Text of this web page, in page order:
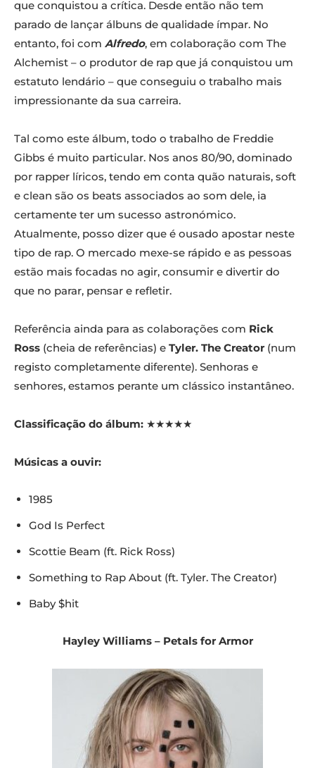
que conquistou a crítica. Desde então não tem
parado de lançar álbuns de qualidade ímpar. No
entanto, foi com Alfredo, em colaboração com The
Alchemist – o produtor de rap que já conquistou um
estatuto lendário – que conseguiu o trabalho mais
impressionante da sua carreira.
Tal como este álbum, todo o trabalho de Freddie
Gibbs é muito particular. Nos anos 80/90, dominado
por rapper líricos, tendo em conta quão naturais, soft
e clean são os beats associados ao som dele, ia
certamente ter um sucesso astronómico.
Atualmente, posso dizer que é ousado apostar neste
tipo de rap. O mercado mexe-se rápido e as pessoas
estão mais focadas no agir, consumir e divertir do
que no parar, pensar e refletir.
Referência ainda para as colaborações com Rick
Ross (cheia de referências) e Tyler. The Creator (num
registo completamente diferente). Senhoras e
senhores, estamos perante um clássico instantâneo.
Classificação do álbum: ★★★★★
Músicas a ouvir:
1985
God Is Perfect
Scottie Beam (ft. Rick Ross)
Something to Rap About (ft. Tyler. The Creator)
Baby $hit
Hayley Williams – Petals for Armor